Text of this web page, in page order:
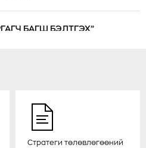
БАГШ БЭЛТГЭХ”
УЛС ОЛОН УЛСЫН
ЗАХ ЗЭЭЛД
Стратеги төлөвлөгөөний